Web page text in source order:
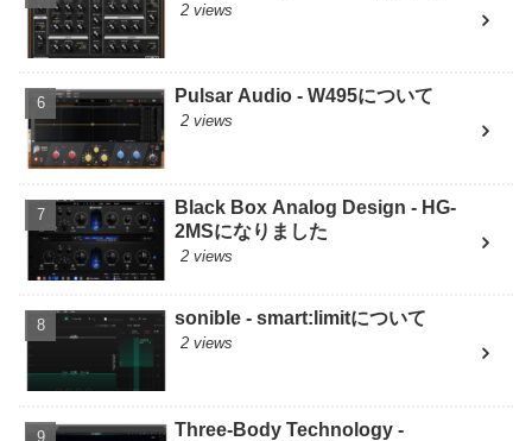
2 views
Pulsar Audio - W495について
2 views
Black Box Analog Design - HG-
2MSになりました
2 views
sonible - smart:limitについて
2 views
Three-Body Technology -